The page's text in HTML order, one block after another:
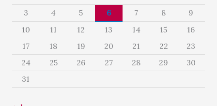
3
4 5 6 7 8
9
10
11 12 13 14 15
16
17
18 19 20 21 22
23
24
25 26 27 28 29
30
31